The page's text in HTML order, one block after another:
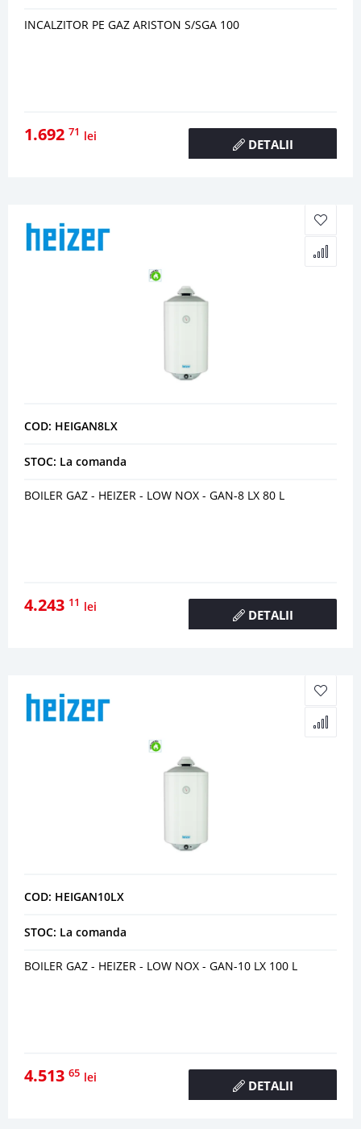
INCALZITOR PE GAZ ARISTON S/SGA 100
1.692 71 lei
DETALII
COD: HEIGAN8LX
STOC: La comanda
BOILER GAZ - HEIZER - LOW NOX - GAN-8 LX 80 L
4.243 11 lei
DETALII
COD: HEIGAN10LX
STOC: La comanda
BOILER GAZ - HEIZER - LOW NOX - GAN-10 LX 100 L
4.513 65 lei
DETALII